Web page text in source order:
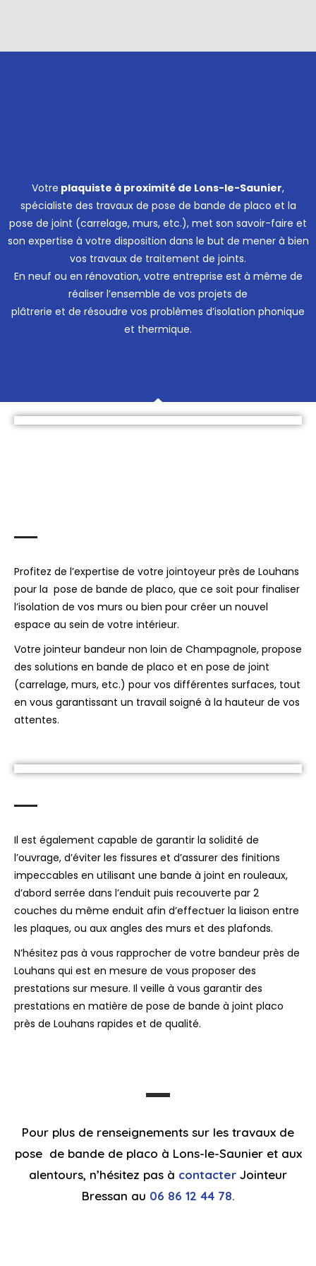
Votre plaquiste à proximité de Lons-le-Saunier,
spécialiste des travaux de pose de bande de placo et la
pose de joint (carrelage, murs, etc.), met son savoir-faire et
son expertise à votre disposition dans le but de mener à bien
vos travaux de traitement de joints.
En neuf ou en rénovation, votre entreprise est à même de
réaliser l’ensemble de vos projets de
plâtrerie et de résoudre vos problèmes d’isolation phonique
et thermique.
Profitez de l’expertise de votre jointoyeur près de Louhans
pour la pose de bande de placo, que ce soit pour finaliser
l’isolation de vos murs ou bien pour créer un nouvel
espace au sein de votre intérieur.
Votre jointeur bandeur non loin de Champagnole, propose
des solutions en bande de placo et en pose de joint
(carrelage, murs, etc.) pour vos différentes surfaces, tout
en vous garantissant un travail soigné à la hauteur de vos
attentes.
Il est également capable de garantir la solidité de
l’ouvrage, d’éviter les fissures et d’assurer des finitions
impeccables en utilisant une bande à joint en rouleaux,
d’abord serrée dans l’enduit puis recouverte par 2
couches du même enduit afin d’effectuer la liaison entre
les plaques, ou aux angles des murs et des plafonds.
N’hésitez pas à vous rapprocher de votre bandeur près de
Louhans qui est en mesure de vous proposer des
prestations sur mesure. Il veille à vous garantir des
prestations en matière de pose de bande à joint placo
près de Louhans rapides et de qualité.
Pour plus de renseignements sur les travaux de
pose de bande de placo à Lons-le-Saunier et aux
alentours, n’hésitez pas à contacter Jointeur
Bressan au 06 86 12 44 78.